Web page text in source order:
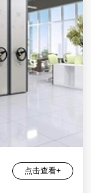
点击查看+